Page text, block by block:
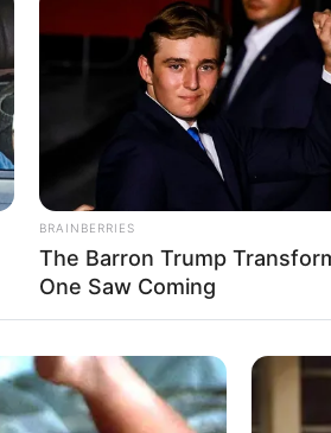
il finit toujours très fort. Méfiance
sur ce parcours. Sa valeur a été revue
Il possède un changement de vitesse
Le lot est plus relevé, mais son
Faire Basculer le Handicap
la corde difficile
tracé. Il se montre constant et
places malgré une position délicate.
BRAINBERRIES
The Barron Trump
One Saw Coming